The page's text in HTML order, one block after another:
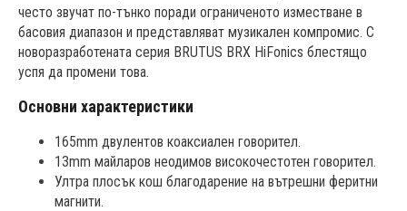
често звучат по-тънко поради ограниченото изместване в
басовия диапазон и представляват музикален компромис. С
новоразработената серия BRUTUS BRX HiFonics блестящо
успя да промени това.
Основни характеристики
165mm двулентов коаксиален говорител.
13mm майларов неодимов високочестотен говорител.
Ултра плосък кош благодарение на вътрешни феритни
магнити.